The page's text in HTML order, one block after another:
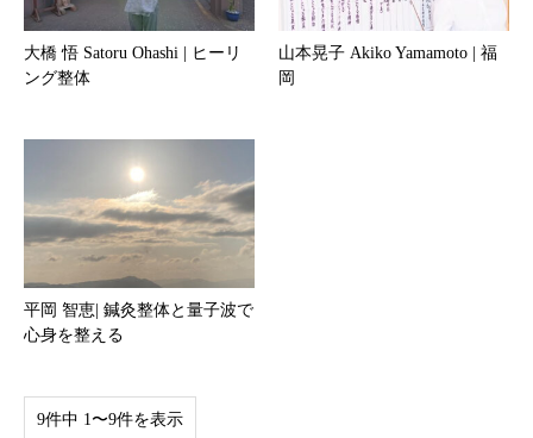
大橋 悟 Satoru Ohashi | ヒーリ
ング整体
山本晃子 Akiko Yamamoto | 福
岡
平岡 智恵| 鍼灸整体と量子波で
心身を整える
9件中 1〜9件を表示